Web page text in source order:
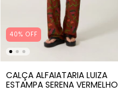
40% OFF
CALÇA ALFAIATARIA LUIZA
ESTAMPA SERENA VERMELHO